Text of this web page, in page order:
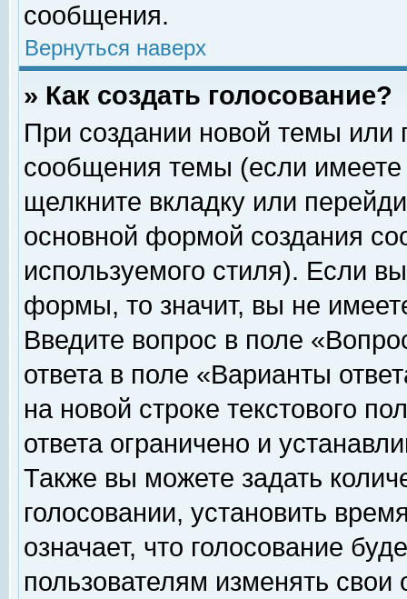
сообщения.
Вернуться наверх
» Как создать голосование?
При создании новой темы или
сообщения темы (если
щелкните вкладку или
основной формой создания
используемого стиля). Если
формы, то значит, вы не
Введите вопрос в поле
ответа в поле «Варианты
на новой строке текстового
ответа ограничено и
Также вы можете задать
голосовании, установить
означает, что голосование
пользователям изменять свои